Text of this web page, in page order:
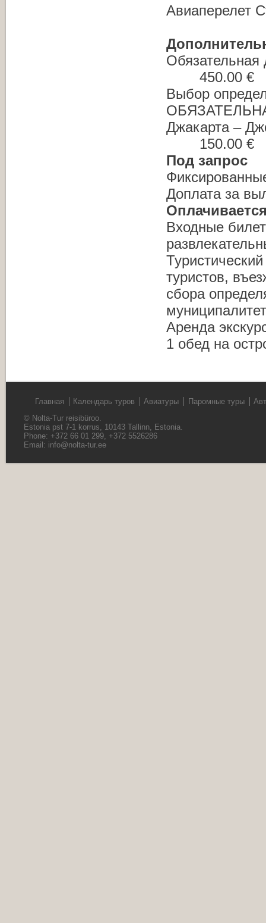
Авиаперелет
Обязательная
450.00 €
Выбор
Джакарта –
150.00 €
Под запрос
Доплата за
Входные
туристов,
сбора
Аренда
1 обед на
Главная Календарь туров Авиатуры Паромные туры
© Nolta-Tur reisibüroo.
Estonia pst 7-1 korrus, 10143 Tallinn, Estonia.
Phone: +372 66 01 299, +372 5526286
Email: info@nolta-tur.ee